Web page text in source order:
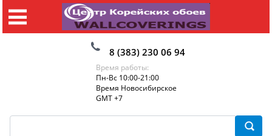
8 (383) 230 06 94
Время работы:
Пн-Вс 10:00-21:00
Время Новосибирское
GMT +7